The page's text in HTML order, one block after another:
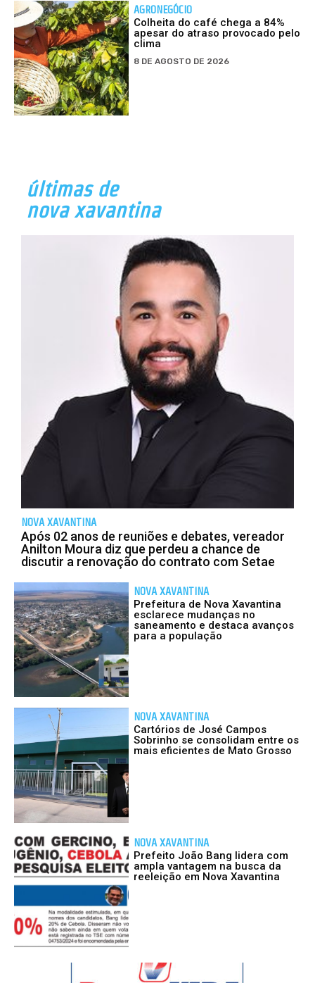
AGRONEGÓCIO
Colheita do café chega a 84%
apesar do atraso provocado pelo
clima
8 DE AGOSTO DE 2026
últimas de
nova xavantina
NOVA XAVANTINA
Após 02 anos de reuniões e debates, vereador
Anilton Moura diz que perdeu a chance de
discutir a renovação do contrato com Setae
NOVA XAVANTINA
Prefeitura de Nova Xavantina
esclarece mudanças no
saneamento e destaca avanços
para a população
NOVA XAVANTINA
Cartórios de José Campos
Sobrinho se consolidam entre os
mais eficientes de Mato Grosso
NOVA XAVANTINA
Prefeito João Bang lidera com
ampla vantagem na busca da
reeleição em Nova Xavantina